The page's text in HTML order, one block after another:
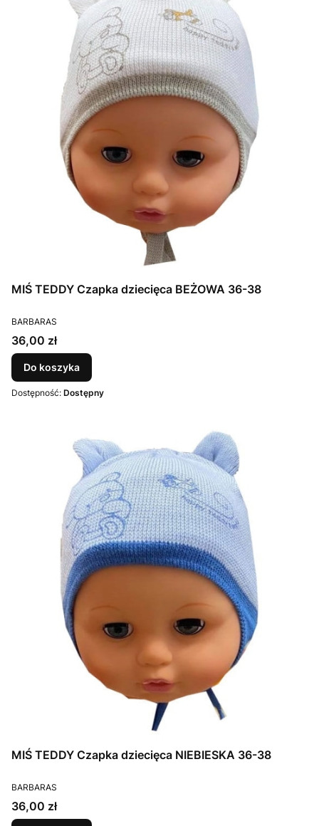
MIŚ TEDDY Czapka dziecięca BEŻOWA 36-38
PRODUCENT
BARBARAS
Cena
36,00 zł
Do koszyka
Dostępność: Dostępny
MIŚ TEDDY Czapka dziecięca NIEBIESKA 36-38
PRODUCENT
BARBARAS
Cena
36,00 zł